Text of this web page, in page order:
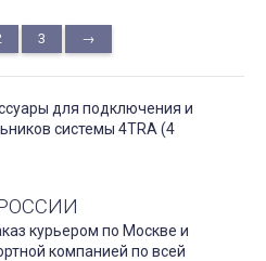
3 →
для подключения и
системы 4TRA (4
курьером по Москве и
компанией по всей